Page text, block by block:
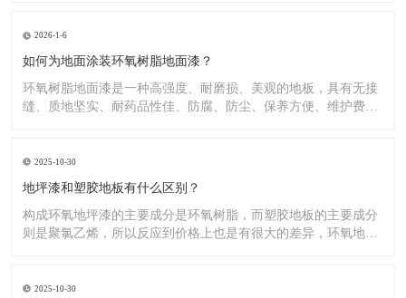
2026-1-6
如何为地面涂装环氧树脂地面漆？
环氧树脂地面漆是一种高强度、耐磨损、美观的地板，具有无接
缝、质地坚实、耐药品性佳、防腐、防尘、保养方便、维护费用
2025-10-30
地坪漆和塑胶地板有什么区别？
构成环氧地坪漆的主要成分是环氧树脂，而塑胶地板的主要成分
则是聚氯乙烯，所以反应到价格上也是有很大的差异，环氧地坪
2025-10-30